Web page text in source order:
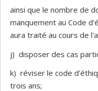
ainsi que le nombre de
manquement au Code
aura traité au cours de
j) disposer des cas
k) réviser le code
trois ans;